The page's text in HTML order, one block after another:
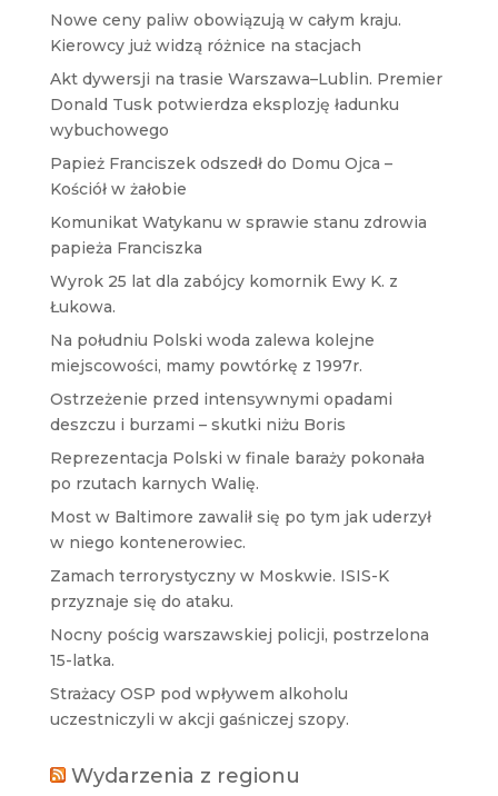
Nowe ceny paliw obowiązują w całym kraju.
Kierowcy już widzą różnice na stacjach
Akt dywersji na trasie Warszawa–Lublin. Premier
Donald Tusk potwierdza eksplozję ładunku
wybuchowego
Papież Franciszek odszedł do Domu Ojca –
Kościół w żałobie
Komunikat Watykanu w sprawie stanu zdrowia
papieża Franciszka
Wyrok 25 lat dla zabójcy komornik Ewy K. z
Łukowa.
Na południu Polski woda zalewa kolejne
miejscowości, mamy powtórkę z 1997r.
Ostrzeżenie przed intensywnymi opadami
deszczu i burzami – skutki niżu Boris
Reprezentacja Polski w finale baraży pokonała
po rzutach karnych Walię.
Most w Baltimore zawalił się po tym jak uderzył
w niego kontenerowiec.
Zamach terrorystyczny w Moskwie. ISIS-K
przyznaje się do ataku.
Nocny pościg warszawskiej policji, postrzelona
15-latka.
Strażacy OSP pod wpływem alkoholu
uczestniczyli w akcji gaśniczej szopy.
Wydarzenia z regionu